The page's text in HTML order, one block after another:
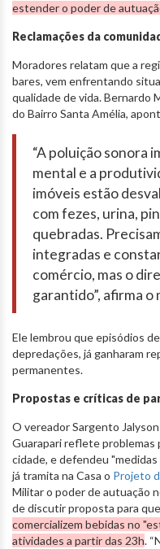
estender o poder de
Reclamações da
Moradores relatam que a
bares, vem enfrentando
qualidade de vida. Bernardo
do Bairro Santa Amélia,
“A poluição sonora
mental e a
imóveis estão
com fezes, urina,
quebradas.
integradas e
comércio, mas o
garantido”, afirma o
Ele lembrou que episódios
depredações, já ganharam
permanentes.
Propostas e críticas de
O vereador Sargento
Guarapari reflete
cidade, e defendeu
já tramita na Casa o Projeto
Militar o poder de autuação
de discutir proposta para
comercializem bebidas no
atividades a partir das 23h.